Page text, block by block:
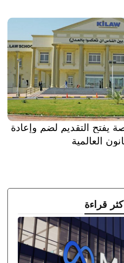
يفتح التقديم لضم وإعادة
العالمية
قراءة